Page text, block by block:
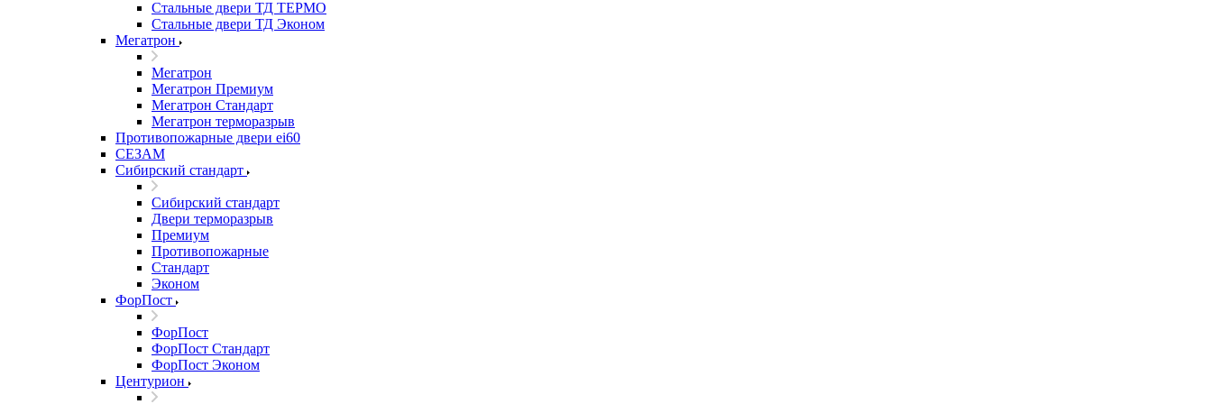
Стальные двери ТД ТЕРМО
Стальные двери ТД Эконом
Мегатрон
Мегатрон
Мегатрон Премиум
Мегатрон Стандарт
Мегатрон терморазрыв
Противопожарные двери ei60
СЕЗАМ
Сибирский стандарт
Сибирский стандарт
Двери терморазрыв
Премиум
Противопожарные
Стандарт
Эконом
ФорПост
ФорПост
ФорПост Стандарт
ФорПост Эконом
Центурион